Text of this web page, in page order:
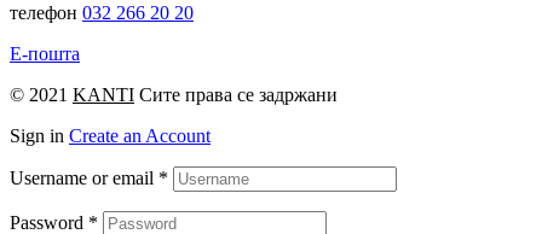
телефон 032 266 20 20
Е-пошта
© 2021 KANTI Сите права се задржани
Sign in Create an Account
Username or email *
Password *